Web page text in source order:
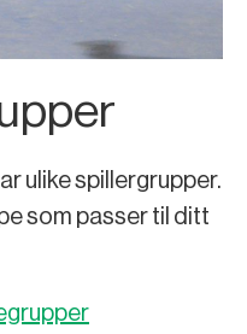
ulike spillergrupper.
som passer til ditt